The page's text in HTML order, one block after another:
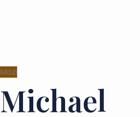
Mozi
Michael